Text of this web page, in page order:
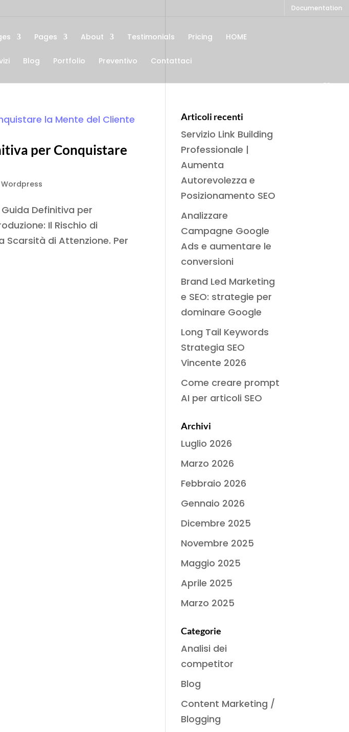
Documentation
Pages About Testimonials Pricing HOME
Blog Portfolio Preventivo Contattaci
per Conquistare
Wordpress
Definitiva per
Il Rischio di
Scarsità di Attenzione. Per
Articoli recenti
Servizio Link Building
Professionale |
Aumenta
Autorevolezza e
Posizionamento SEO
Analizzare
Campagne Google
Ads e aumentare le
conversioni
Brand Led Marketing
e SEO: strategie per
dominare Google
Long Tail Keywords
Strategia SEO
Vincente 2026
Come creare prompt
AI per articoli SEO
Archivi
Luglio 2026
Marzo 2026
Febbraio 2026
Gennaio 2026
Dicembre 2025
Novembre 2025
Maggio 2025
Aprile 2025
Marzo 2025
Categorie
Analisi dei
competitor
Blog
Content Marketing /
Blogging